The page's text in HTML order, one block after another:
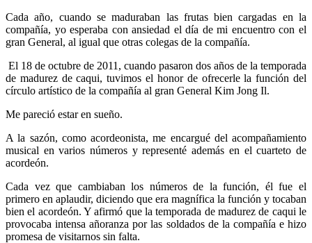
Cada año, cuando se maduraban las frutas bien cargadas en la
compañía, yo esperaba con ansiedad el día de mi encuentro con el
gran General, al igual que otras colegas de la compañía.
El 18 de octubre de 2011, cuando pasaron dos años de la temporada
de madurez de caqui, tuvimos el honor de ofrecerle la función del
círculo artístico de la compañía al gran General Kim Jong Il.
Me pareció estar en sueño.
A la sazón, como acordeonista, me encargué del acompañamiento
musical en varios números y representé además en el cuarteto de
acordeón.
Cada vez que cambiaban los números de la función, él fue el
primero en aplaudir, diciendo que era magnífica la función y tocaban
bien el acordeón. Y afirmó que la temporada de madurez de caqui le
provocaba intensa añoranza por las soldados de la compañía e hizo
promesa de visitarnos sin falta.